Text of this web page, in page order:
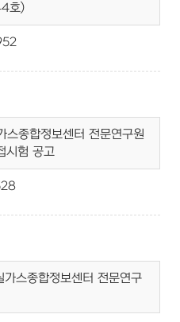
호)
종합정보센터 전문연구원
시험 공고
스종합정보센터 전문연구